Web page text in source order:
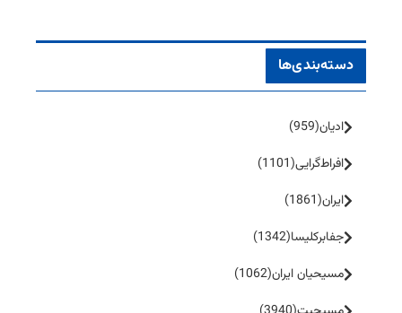
دسته‌بندی‌ها
ادیان(959)
افراط‌گرایی(1101)
ایران(1861)
جفا‌بر‌کلیسا(1342)
مسیحیان ایران(1062)